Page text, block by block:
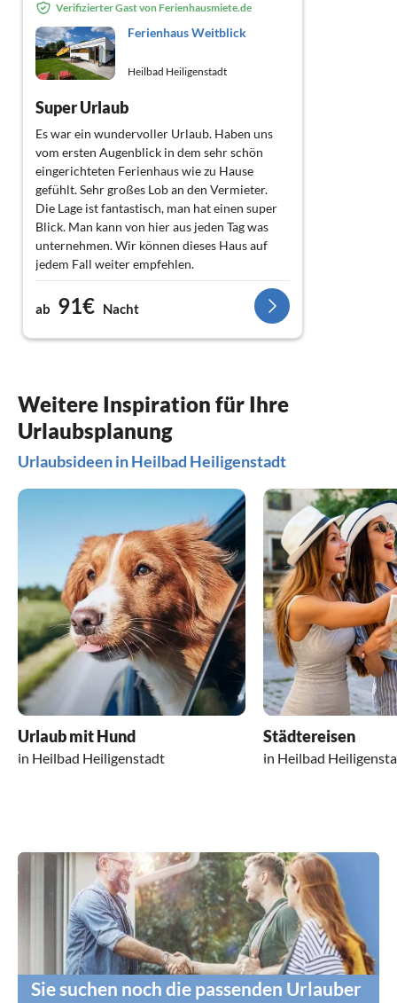
Verifizierter Gast von Ferienhausmiete.de
Ferienhaus Weitblick
Heilbad Heiligenstadt
Super Urlaub
Es war ein wundervoller Urlaub. Haben uns
vom ersten Augenblick in dem sehr schön
eingerichteten Ferienhaus wie zu Hause
gefühlt. Sehr großes Lob an den Vermieter.
Die Lage ist fantastisch, man hat einen super
Blick. Man kann von hier aus jeden Tag was
unternehmen. Wir können dieses Haus auf
jedem Fall weiter empfehlen.
LG Familie Berger und Köditz
ab 91€ Nacht
Weitere Inspiration für Ihre
Urlaubsplanung
Urlaubsideen in Heilbad Heiligenstadt
Urlaub mit Hund
in Heilbad Heiligenstadt
Städtereisen
in Heilbad
Sie suchen noch die passenden Urlauber